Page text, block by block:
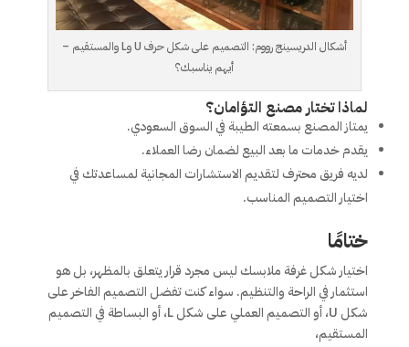
أشكال الدريسينج رووم: التصميم على شكل حرف U وL والمستقيم –
أيهم يناسبك؟
لماذا تختار مصنع التؤامان؟
يمتاز المصنع بسمعته الطيبة في السوق السعودي.
يقدم خدمات ما بعد البيع لضمان رضا العملاء.
لديه فريق محترف لتقديم الاستشارات المجانية لمساعدتك في
اختيار التصميم المناسب.
ختامًا
اختيار شكل غرفة ملابسك ليس مجرد قرار يتعلق بالمظهر، بل هو
استثمار في الراحة والتنظيم. سواء كنت تفضل التصميم الفاخر على
شكل U، أو التصميم العملي على شكل L، أو البساطة في التصميم
المستقيم،